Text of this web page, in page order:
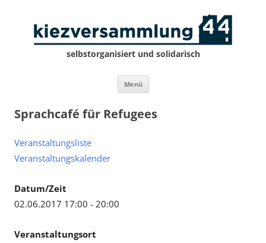
selbstorganisiert und solidarisch
Menü Zum
springen
Sprachcafé für Refugees
Veranstaltungsliste
Veranstaltungskalender
Datum/Zeit
02.06.2017 17:00 - 20:00
Veranstaltungsort